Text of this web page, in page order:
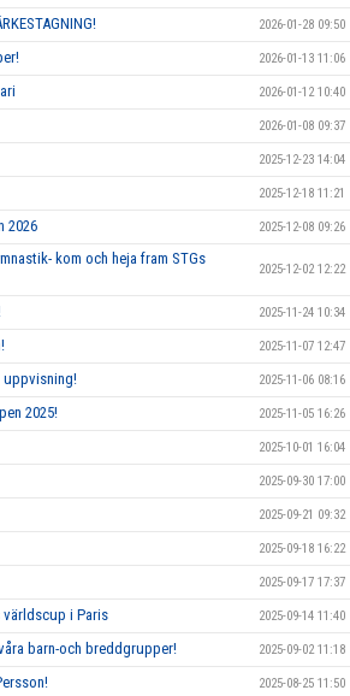
2026-01-28 09:50
2026-01-13 11:06
2026-01-12 10:40
2026-01-08 09:37
2025-12-23 14:04
2025-12-18 11:21
2026 2025-12-08 09:26
kom och heja fram STGs
2025-12-02 12:22
2025-11-24 10:34
2025-11-07 12:47
uppvisning! 2025-11-06 08:16
2025! 2025-11-05 16:26
2025-10-01 16:04
2025-09-30 17:00
2025-09-21 09:32
2025-09-18 16:22
2025-09-17 17:37
världscup i Paris 2025-09-14 11:40
barn-och breddgrupper! 2025-09-02 11:18
2025-08-25 11:50